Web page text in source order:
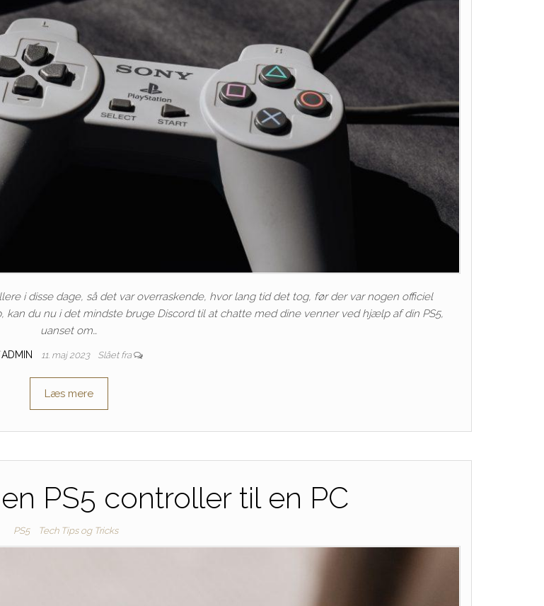
i disse dage, så det var overraskende, hvor lang tid det tog, før der var nogen officiel
du nu i det mindste bruge Discord til at chatte med dine venner ved hjælp af din PS5,
uanset om…
ADMIN 11. maj 2023 Slået fra
Læs mere
PS5 controller til en PC
PS5 Tech Tips og Tricks